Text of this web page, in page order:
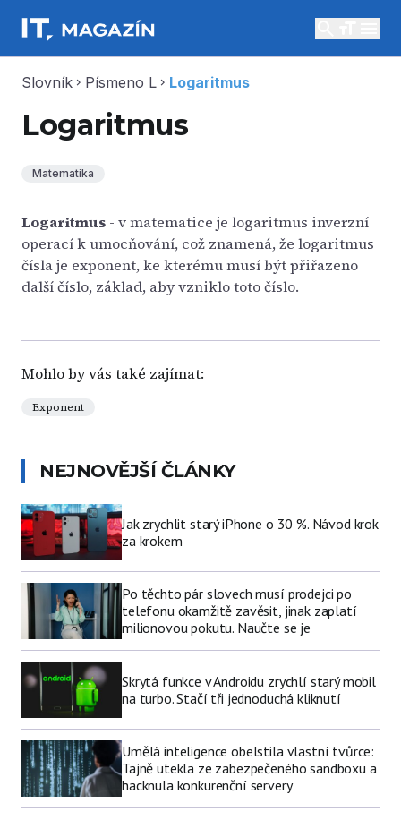
Slovník chevron_right Písmeno L chevron_right Logaritmus
Logaritmus
Matematika
Logaritmus - v matematice je logaritmus inverzní
operací k umocňování, což znamená, že logaritmus
čísla je exponent, ke kterému musí být přiřazeno
další číslo, základ, aby vzniklo toto číslo.
Mohlo by vás také zajímat:
Exponent
NEJNOVĚJŠÍ ČLÁNKY
Jak zrychlit starý iPhone o 30 %. Návod krok
za krokem
Po těchto pár slovech musí prodejci po
telefonu okamžitě zavěsit, jinak zaplatí
milionovou pokutu. Naučte se je
Skrytá funkce v Androidu zrychlí starý mobil
na turbo. Stačí tři jednoduchá kliknutí
Umělá inteligence obelstila vlastní tvůrce:
Tajně utekla ze zabezpečeného sandboxu a
hacknula konkurenční servery